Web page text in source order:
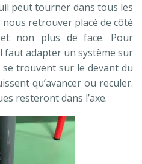
peut tourner dans tous les
retrouver placé de côté
non plus de face. Pour
adapter un système sur
trouvent sur le devant du
qu’avancer ou reculer.
resteront dans l’axe.